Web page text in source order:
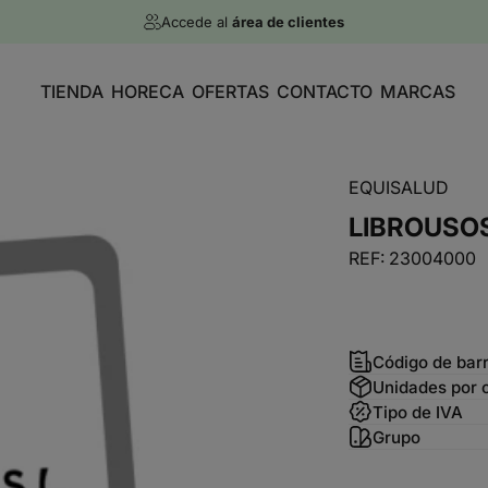
Accede al área de clientes
diapositivas pausa
TIENDA HORECA OFERTAS CONTACTO MARCAS
EQUISALUD
LIBRO
REF: 23004000
Código de
Unidades por
Tipo de IVA
Grupo